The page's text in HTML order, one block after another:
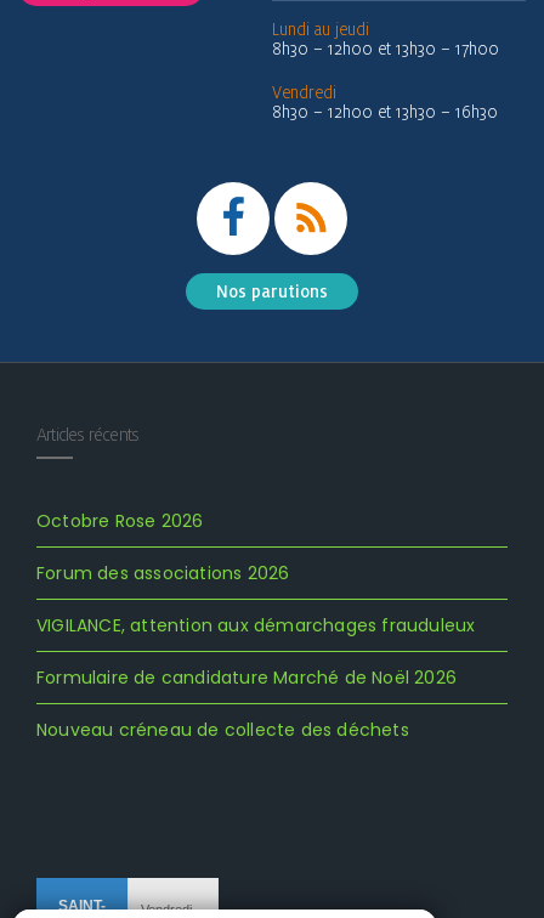
Lundi au jeudi
8h30 – 12h00 et 13h30 – 17h00
Vendredi
8h30 – 12h00 et 13h30 – 16h30
Nos parutions
Articles récents
Octobre Rose 2026
Forum des associations 2026
VIGILANCE, attention aux démarchages frauduleux
Formulaire de candidature Marché de Noël 2026
Nouveau créneau de collecte des déchets